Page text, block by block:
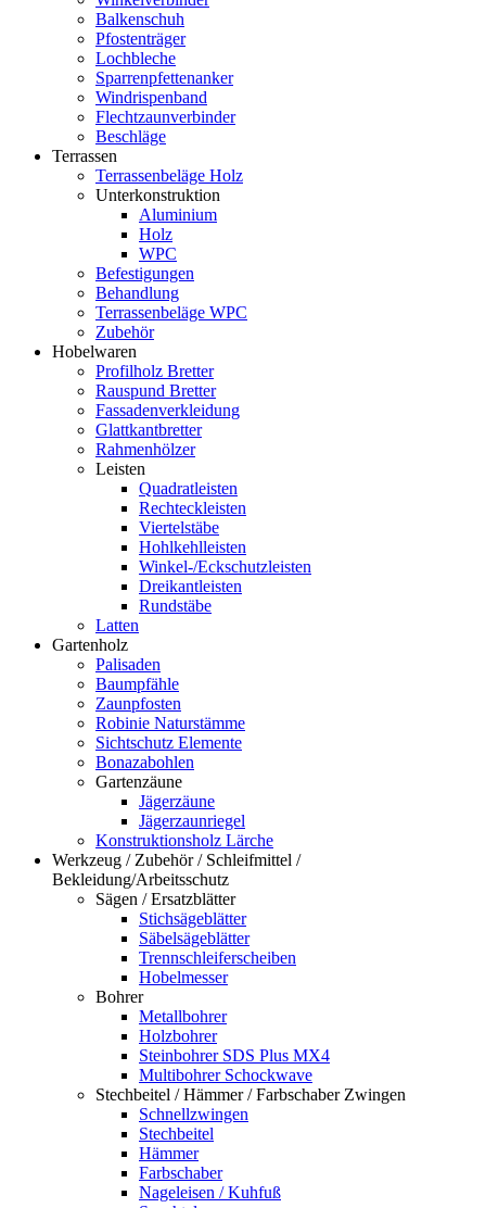
Balkenschuh
Pfostenträger
Lochbleche
Sparrenpfettenanker
Windrispenband
Flechtzaunverbinder
Beschläge
Terrassen
Terrassenbeläge Holz
Unterkonstruktion
Aluminium
Holz
WPC
Befestigungen
Behandlung
Terrassenbeläge WPC
Zubehör
Hobelwaren
Profilholz Bretter
Rauspund Bretter
Fassadenverkleidung
Glattkantbretter
Rahmenhölzer
Leisten
Quadratleisten
Rechteckleisten
Viertelstäbe
Hohlkehlleisten
Winkel-/Eckschutzleisten
Dreikantleisten
Rundstäbe
Latten
Gartenholz
Palisaden
Baumpfähle
Zaunpfosten
Robinie Naturstämme
Sichtschutz Elemente
Bonazabohlen
Gartenzäune
Jägerzäune
Jägerzaunriegel
Konstruktionsholz Lärche
Werkzeug / Zubehör / Schleifmittel /
Bekleidung/Arbeitsschutz
Sägen / Ersatzblätter
Stichsägeblätter
Säbelsägeblätter
Trennschleiferscheiben
Hobelmesser
Bohrer
Metallbohrer
Holzbohrer
Steinbohrer SDS Plus MX4
Multibohrer Schockwave
Stechbeitel / Hämmer / Farbschaber Zwingen
Schnellzwingen
Stechbeitel
Hämmer
Farbschaber
Nageleisen / Kuhfuß